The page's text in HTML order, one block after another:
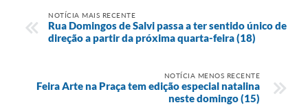
NOTÍCIA MAIS RECENTE
Rua Domingos de Salvi passa a ter sentido único de
direção a partir da próxima quarta-feira (18)
NOTÍCIA MENOS RECENTE
Feira Arte na Praça tem edição especial natalina
neste domingo (15)